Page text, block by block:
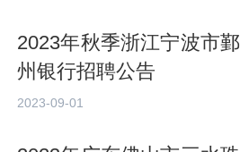
2023年秋季浙江宁波市鄞
州银行招聘公告
2023-09-01